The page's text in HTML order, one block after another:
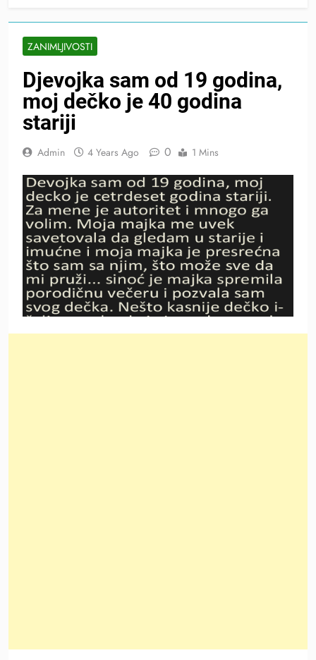
ZANIMLJIVOSTI
Djevojka sam od 19 godina,
moj dečko je 40 godina
stariji
Admin 4 Years Ago 0 1 Mins